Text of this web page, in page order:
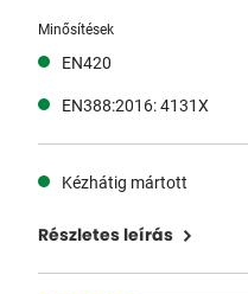
Minősítések
EN420
EN388:2016: 4131X
Kézhátig mártott
Részletes leírás